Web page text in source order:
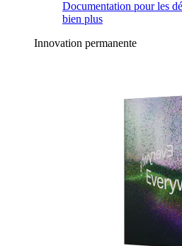
Documentation pour les
bien plus
Innovation permanente